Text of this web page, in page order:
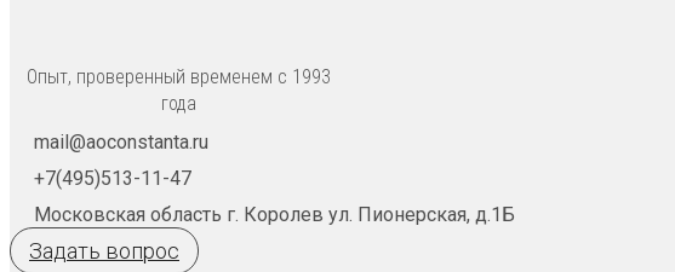
Опыт, проверенный временем с 1993
года
mail@aoconstanta.ru
+7(495)513-11-47
Московская область г. Королев ул. Пионерская, д.1Б
Задать вопрос